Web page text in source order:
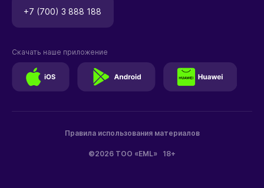
+7 (700) 3 888 188
©2026 ТОО «EML» 18+
Правила использования материалов
Скачать наше приложение